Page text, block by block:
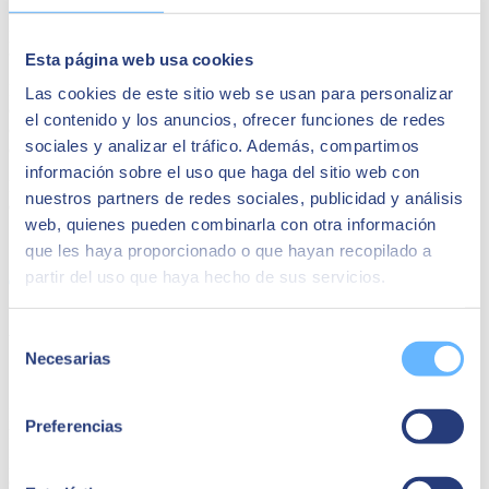
Esta página web usa cookies
Las cookies de este sitio web se usan para personalizar
el contenido y los anuncios, ofrecer funciones de redes
sociales y analizar el tráfico. Además, compartimos
información sobre el uso que haga del sitio web con
nuestros partners de redes sociales, publicidad y análisis
web, quienes pueden combinarla con otra información
que les haya proporcionado o que hayan recopilado a
partir del uso que haya hecho de sus servicios.
Necesarias
Preferencias
reciente en el que explicamos el concepto deemployee experiencey
corporaciones.
Precisamente desde SEIDOR ponemos a disposición de las
organizaciones el impulso de la EX con nuestros servicios de
consultoría. Con proyectos totalmente focalizados en productividad,
colaboración, flexibilidad, movilidad… y también seguridad.
El joven talento es un bien muy preciado, lamentablemente, bastante
escaso y la tecnología puede ayudarnos.
SEIDOR
es una consultora tecnológica que ofrece un portafolio
integral de soluciones y servicios que cubren los ámbitos de
Inteligencia Artificial, Edge, Customer Experience, Employee
Conectividad y Ciberseguridad. Con una facturación de 894